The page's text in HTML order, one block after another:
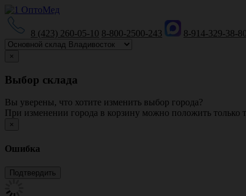
8 (423) 260-05-10 8-800-2500-243 8-914-329-38-80
×
Выбор склада
Вы уверены, что хотите изменить выбор города?
При изменении города в корзину можно положить только
×
Ошибка